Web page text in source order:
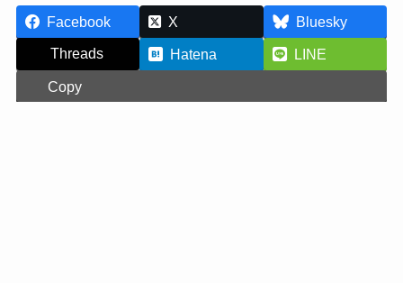
Facebook X
Bluesky
Threads
Hatena
LINE
Copy